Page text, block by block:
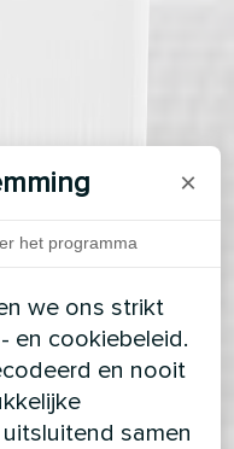
×
het programma
we ons strikt
en cookiebeleid.
en nooit
samen